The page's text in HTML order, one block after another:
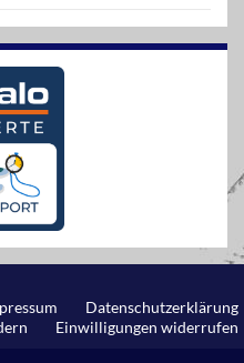
Datenschutzerklärung
Einwilligungen widerrufen